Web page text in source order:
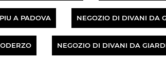
A PADOVA NEGOZIO DI DIVANI DA
NEGOZIO DI DIVANI DA